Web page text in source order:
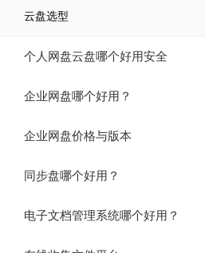
云盘选型
个人网盘云盘哪个好用安全
企业网盘哪个好用？
企业网盘价格与版本
同步盘哪个好用？
电子文档管理系统哪个好用？